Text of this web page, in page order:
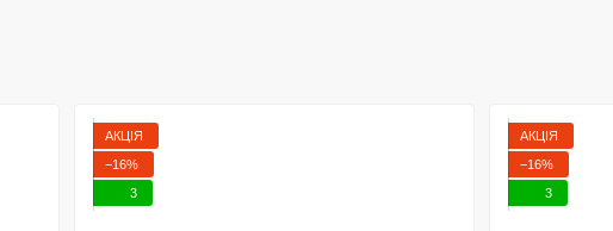
АКЦІЯ
−16%
3
АКЦІЯ
−16%
3